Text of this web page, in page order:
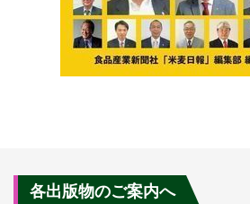
各出版物のご案内へ